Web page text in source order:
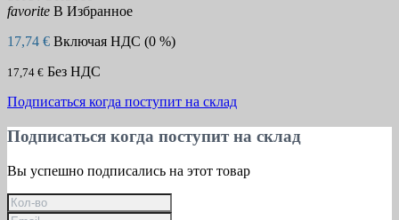
favorite В Избранное
17,74 € Включая НДС (0 %)
17,74 € Без НДС
Подписаться когда поступит на склад
Подписаться когда поступит на склад
Вы успешно подписались на этот товар